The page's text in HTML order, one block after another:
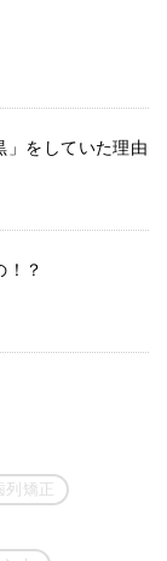
をしていた理由
！？
列矯正